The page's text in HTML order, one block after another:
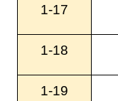
1-17
1-18
1-19